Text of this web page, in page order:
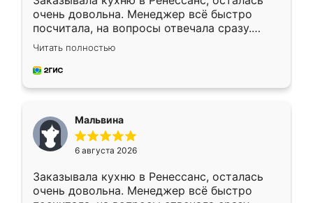
очень довольна. Менеджер всё быстро
посчитала, на вопросы отвечала сразу.
Замерщик приехал в субботу, подошёл к
делу со всей ответственностью. Собрали
за день, ребята работали аккуратно, даже
Читать полностью
Мальвина
6 августа 2026
Заказывала кухню в Ренессанс, осталась
очень довольна. Менеджер всё быстро